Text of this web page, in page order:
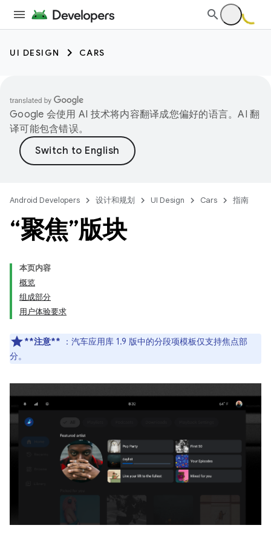
UI DESIGN CARS
Google 会使用 AI 技术将内容翻译成您偏好的语言。AI 翻
译可能包含错误。
Android Developers 设计和规划 UI Design Cars 指南
“聚焦”版块
本页内容
概览
组成部分
用户体验要求
**注意** ：汽车应用库 1.9 版中的分段项模板仅支持焦点部
分。